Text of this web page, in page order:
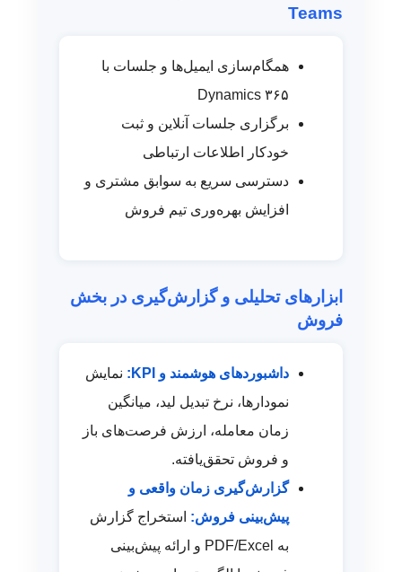
Teams
همگام‌سازی ایمیل‌ها و جلسات با
Dynamics ۳۶۵
برگزاری جلسات آنلاین و ثبت
خودکار اطلاعات ارتباطی
دسترسی سریع به سوابق مشتری و
افزایش بهره‌وری تیم فروش
ابزارهای تحلیلی و گزارش‌گیری در بخش
فروش
داشبوردهای هوشمند و KPI:
نمایش
نمودارها، نرخ تبدیل لید، میانگین
زمان معامله، ارزش فرصت‌های باز
و فروش تحقق‌یافته.
گزارش‌گیری زمان واقعی و
پیش‌بینی فروش: استخراج گزارش
به PDF/Excel و ارائه پیش‌بینی